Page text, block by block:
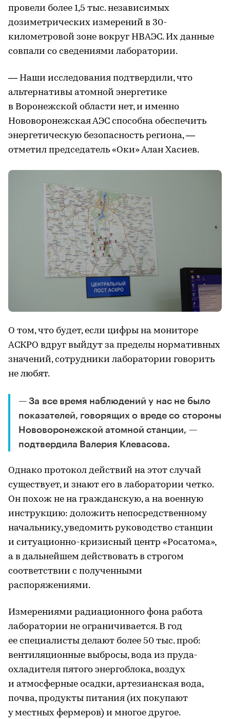
провели более 1,5 тыс. независимых
дозиметрических измерений в 30-
километровой зоне вокруг НВАЭС. Их данные
совпали со сведениями лаборатории.
— Наши исследования подтвердили, что
альтернативы атомной энергетике
в Воронежской области нет, и именно
Нововоронежская АЭС способна обеспечить
энергетическую безопасность региона, —
отметил председатель «Оки» Алан Хасиев.
О том, что будет, если цифры на мониторе
АСКРО вдруг выйдут за пределы нормативных
значений, сотрудники лаборатории говорить
не любят.
— За все время наблюдений у нас не было
показателей, говорящих о вреде со стороны
Нововоронежской атомной станции, —
подтвердила Валерия Клевасова.
Однако протокол действий на этот случай
существует, и знают его в лаборатории четко.
Он похож не на гражданскую, а на военную
инструкцию: доложить непосредственному
начальнику, уведомить руководство станции
и ситуационно-кризисный центр «Росатома»,
а в дальнейшем действовать в строгом
соответствии с полученными
распоряжениями.
Измерениями радиационного фона работа
лаборатории не ограничивается. В год
ее специалисты делают более 50 тыс. проб:
вентиляционные выбросы, вода из пруда-
охладителя пятого энергоблока, воздух
и атмосферные осадки, артезианская вода,
почва, продукты питания (их покупают
у местных фермеров) и многое другое.